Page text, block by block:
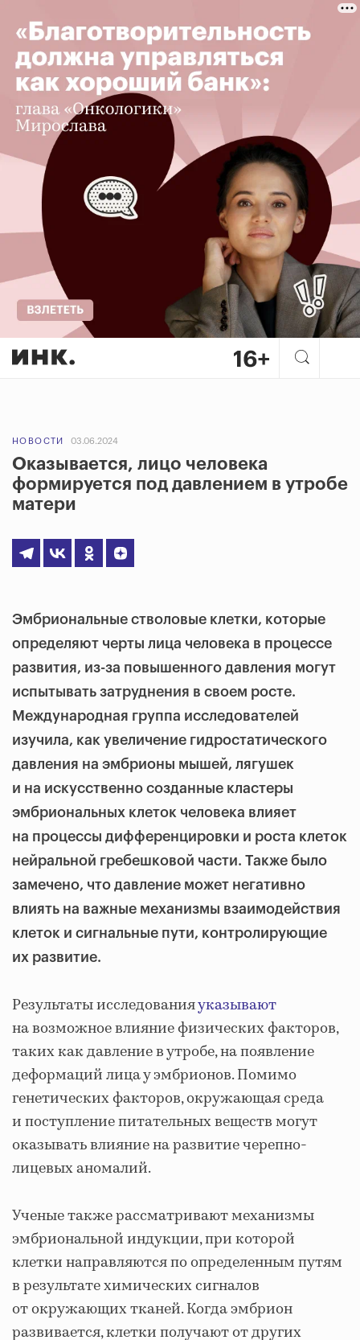
НОВОСТИ 03.06.2024
Оказывается, лицо человека
формируется под давлением в утробе
матери
Эмбриональные стволовые клетки, которые
определяют черты лица человека в процессе
развития, из-за повышенного давления могут
испытывать затруднения в своем росте.
Международная группа исследователей
изучила, как увеличение гидростатического
давления на эмбрионы мышей, лягушек
и на искусственно созданные кластеры
эмбриональных клеток человека влияет
на процессы дифференцировки и роста клеток
нейральной гребешковой части. Также было
замечено, что давление может негативно
влиять на важные механизмы взаимодействия
клеток и сигнальные пути, контролирующие
их развитие.
Результаты исследованияуказывают
на возможное влияние физических факторов,
таких как давление в утробе, на появление
деформаций лица у эмбрионов. Помимо
генетических факторов, окружающая среда
и поступление питательных веществ могут
оказывать влияние на развитие черепно-
лицевых аномалий.
Ученые также рассматривают механизмы
эмбриональной индукции, при которой
клетки направляются по определенным путям
в результате химических сигналов
от окружающих тканей. Когда эмбрион
развивается, клетки получают от других